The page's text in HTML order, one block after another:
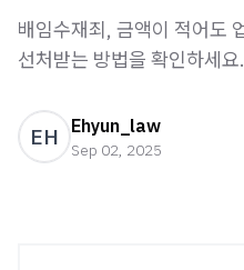
배임수재죄, 금액이 적어도
선처받는 방법을 확인하세요.
EH Ehyun_law
Sep 02, 2025